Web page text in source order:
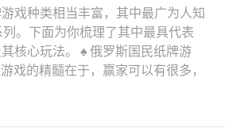
戏种类相当丰富，其中最广为人知
列。下面为你梳理了其中最具代表
核心玩法。 ♠️ 俄罗斯国民纸牌游
戏的精髓在于，赢家可以有很多，